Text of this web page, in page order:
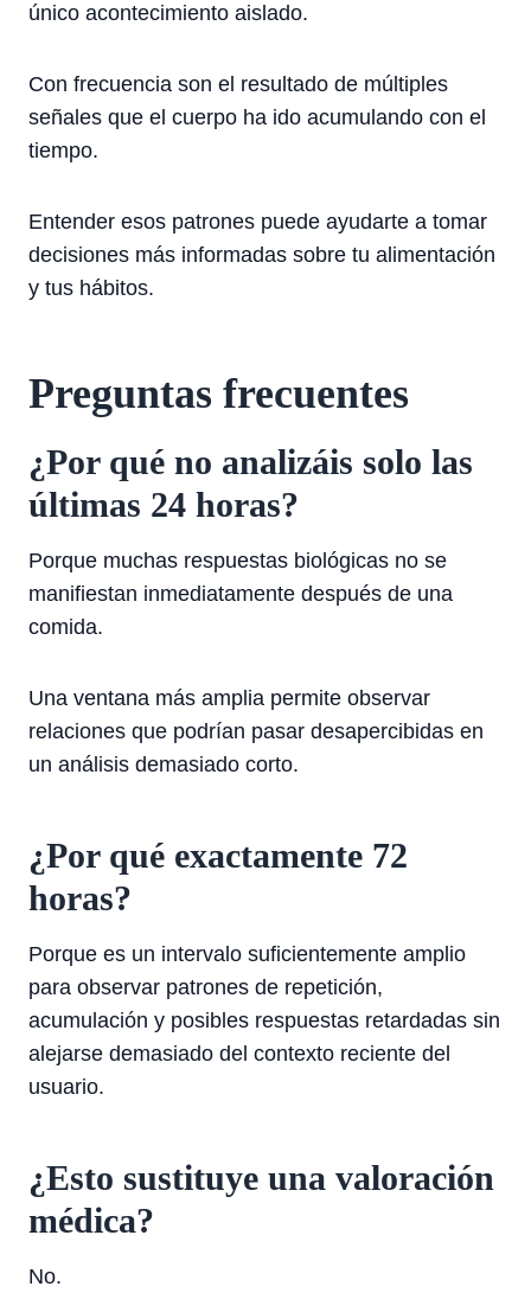
único acontecimiento aislado.
Con frecuencia son el resultado de múltiples
señales que el cuerpo ha ido acumulando con el
tiempo.
Entender esos patrones puede ayudarte a tomar
decisiones más informadas sobre tu alimentación
y tus hábitos.
Preguntas frecuentes
¿Por qué no analizáis solo las
últimas 24 horas?
Porque muchas respuestas biológicas no se
manifiestan inmediatamente después de una
comida.
Una ventana más amplia permite observar
relaciones que podrían pasar desapercibidas en
un análisis demasiado corto.
¿Por qué exactamente 72
horas?
Porque es un intervalo suficientemente amplio
para observar patrones de repetición,
acumulación y posibles respuestas retardadas sin
alejarse demasiado del contexto reciente del
usuario.
¿Esto sustituye una valoración
médica?
No.